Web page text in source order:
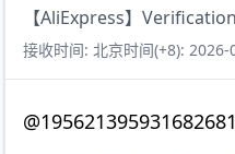
【AliExpress】
接收时间: 北京时间(+8):